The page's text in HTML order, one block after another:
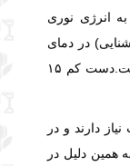
انرژی نوری
در دمای
مناسب است که سطح برگ در ان موثر است.دست کم ۱۵
دارند و در
همین دلیل در